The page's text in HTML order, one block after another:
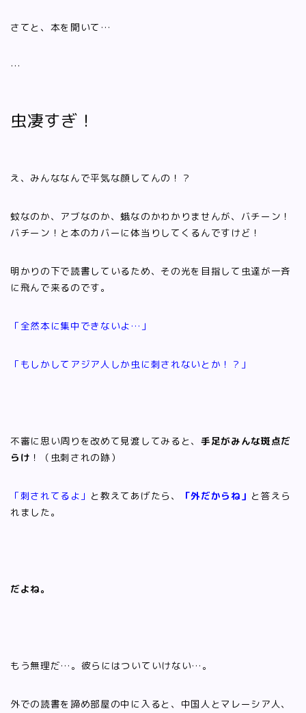
さてと、本を開いて…
…
虫凄すぎ！
え、みんななんで平気な顔してんの！？
蚊なのか、アブなのか、蛾なのかわかりませんが、バチーン！
バチーン！と本のカバーに体当りしてくるんですけど！
明かりの下で読書しているため、その光を目指して虫達が一斉
に飛んで来るのです。
「全然本に集中できないよ…」
「もしかしてアジア人しか虫に刺されないとか！？」
不審に思い周りを改めて見渡してみると、 手足がみんな斑点だ
らけ ！（虫刺されの跡）
「刺されてるよ」 と教えてあげたら、 「外だからね」 と答えら
れました。
だよね。
もう無理だ…。彼らにはついていけない…。
外での読書を諦め部屋の中に入ると、中国人とマレーシア人、